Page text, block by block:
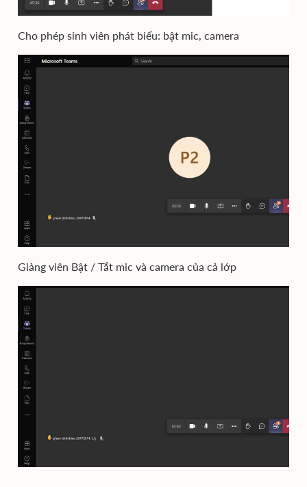
Cho phép sinh viên phát biểu: bật mic, camera
Giảng viên Bật / Tắt mic và camera của cả lớp